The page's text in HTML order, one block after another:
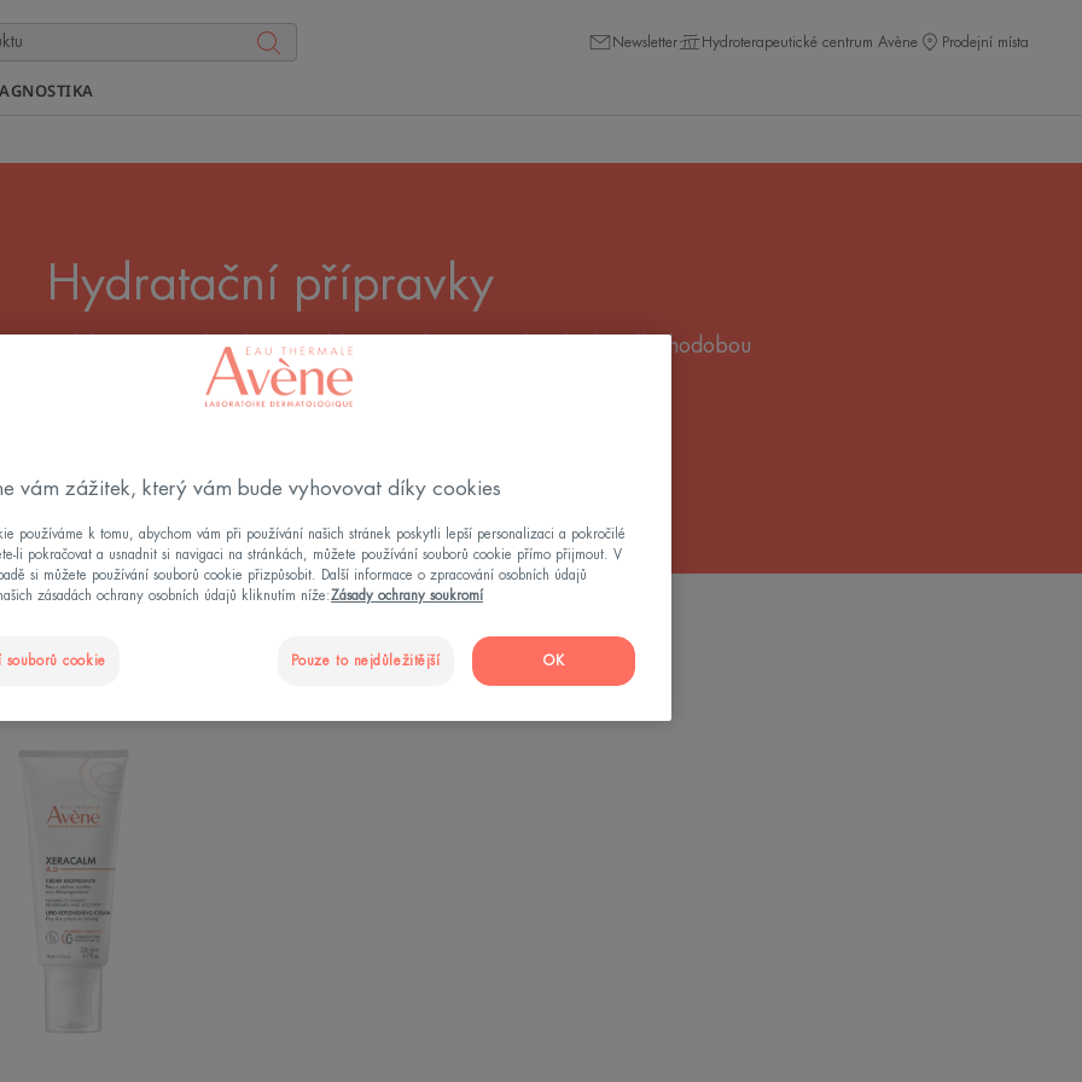
Newsletter Hydroterapeutické centrum Avène Prodejní místa
Hydratační přípravky
důležitá pro tělo jako pro obličej. Vychutnejte si každý den dlouhodobou
pokožky a ochranný efekt s naším hydratačním tělovým krémem.
vám zážitek, který vám bude vyhovovat díky cookies
používáme k tomu, abychom vám při používání našich stránek poskytli lepší personalizaci a pokročilé
li pokračovat a usnadnit si navigaci na stránkách, můžete používání souborů cookie přímo přijmout. V
si můžete používání souborů cookie přizpůsobit. Další informace o zpracování osobních údajů
zásadách ochrany osobních údajů kliknutím níže:Zásady ochrany soukromí
souborů cookie Pouze to nejdůležitější OK